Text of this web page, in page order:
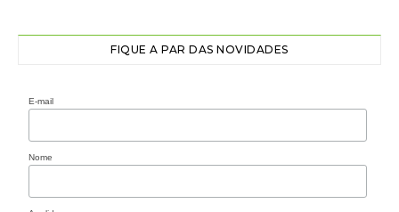
FIQUE A PAR DAS NOVIDADES
E-mail
Nome